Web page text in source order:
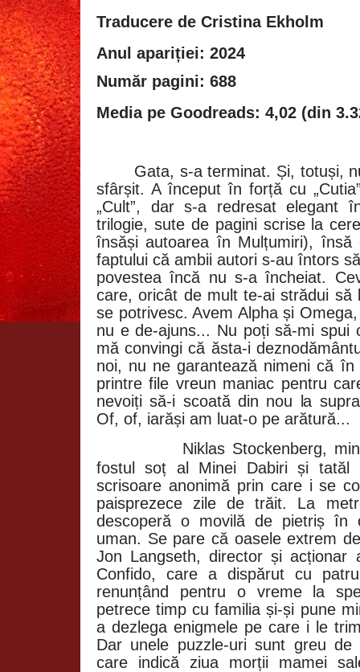
Traducere de Cristina Ekholm
Anul apariției: 2024
Număr pagini: 688
Media pe Goodreads: 4,02 (din
Gata, s-a terminat. Și, totuși,
sfârșit. A început în forță cu
„Cult”, dar s-a redresat elegant
trilogie, sute de pagini scrise la
însăși autoarea în Mulțumiri),
faptului că ambii autori s-au întors
povestea încă nu s-a încheiat.
care, oricât de mult te-ai strădui să
se potrivesc. Avem Alpha și
nu e de-ajuns... Nu poți să-mi spui
mă convingi că ăsta-i
noi, nu ne garantează nimeni că
printre file vreun maniac pentru
nevoiți să-i scoată din nou la
Of, of, iarăși am luat-o pe arătură...
Niklas Stockenberg,
fostul soț al Minei Dabiri și tatăl
scrisoare anonimă prin care i se
paisprezece zile de trăit. La
descoperă o movilă de pietriș în
uman. Se pare că oasele extrem
Jon Langseth, director și acționar
Confido, care a dispărut cu
renunțând pentru o vreme la
petrece timp cu familia și-și pune
a dezlega enigmele pe care i le
Dar unele puzzle-uri sunt greu
care indică ziua morții mamei